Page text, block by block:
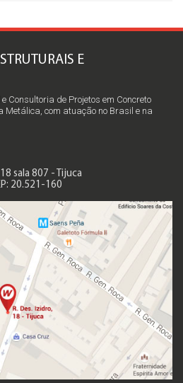
E
Consultoria de Projetos em Concreto
Metálica, com atuação no Brasil e na
sala 807 - Tijuca
20.521-160